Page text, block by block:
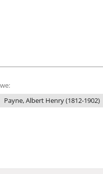
Payne, Albert Henry (1812-1902)